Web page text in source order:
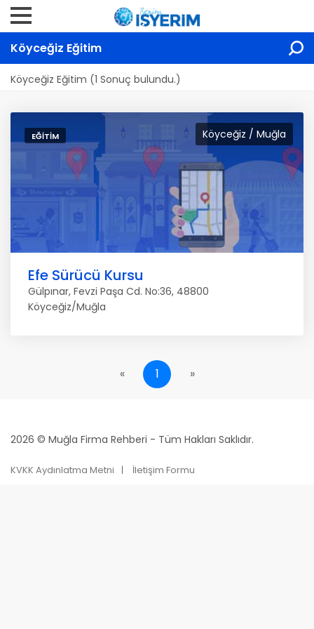
Köyceğiz Eğitim
Köyceğiz Eğitim (1 Sonuç bulundu.)
Köyceğiz / Muğla
EĞITIM
Efe Sürücü Kursu
Gülpınar, Fevzi Paşa Cd. No:36, 48800
Köyceğiz/Muğla
« 1 »
2026 © Muğla Firma Rehberi - Tüm Hakları Saklıdır.
KVKK Aydınlatma Metni İletişim Formu